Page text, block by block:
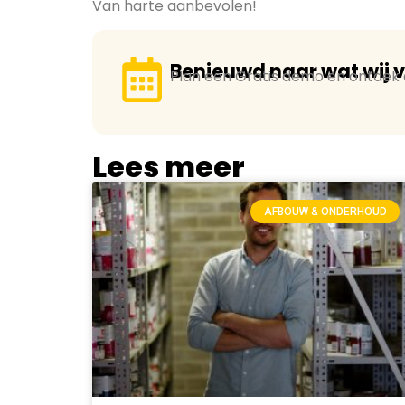
Van harte aanbevolen!
Benieuwd naar wat wij
Plan een Gratis demo en
Lees meer
AFBOUW & ONDERHOUD